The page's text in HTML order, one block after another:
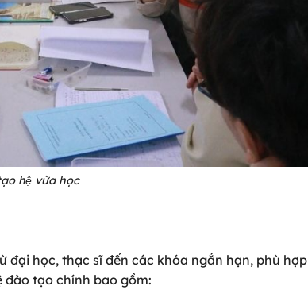
hệ vừa học
học, thạc sĩ đến các khóa ngắn hạn, phù hợp
đào tạo chính bao gồm: